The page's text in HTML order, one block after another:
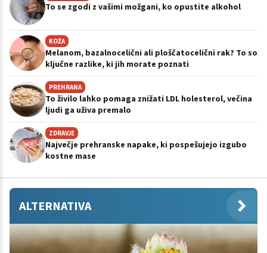
To se zgodi z vašimi možgani, ko opustite alkohol
KOŽA
Melanom, bazalnocelični ali ploščatocelični rak? To so
ključne razlike, ki jih morate poznati
PREHRANA
To živilo lahko pomaga znižati LDL holesterol, večina
ljudi ga uživa premalo
ZDRAVJE
Največje prehranske napake, ki pospešujejo izgubo
kostne mase
ALTERNATIVA